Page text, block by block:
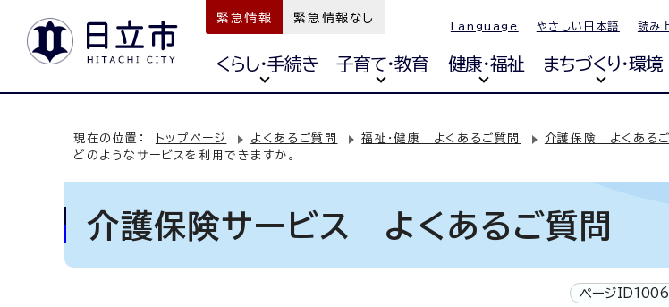
緊急情報 緊急情報なし
Language やさしい日本語 読み
くらし・手続き 子育て・教育 健康・福祉 まちづくり・環境
現在の位置： トップページ よくあるご質問 福祉・健康 よくあるご質問 介護保険 よくあるご
どのようなサービスを利用できますか。
介護保険サービス よくあるご質問
ページ